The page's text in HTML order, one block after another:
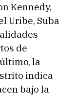
Kennedy,
Uribe, Suba
de
la
indica
bajo la